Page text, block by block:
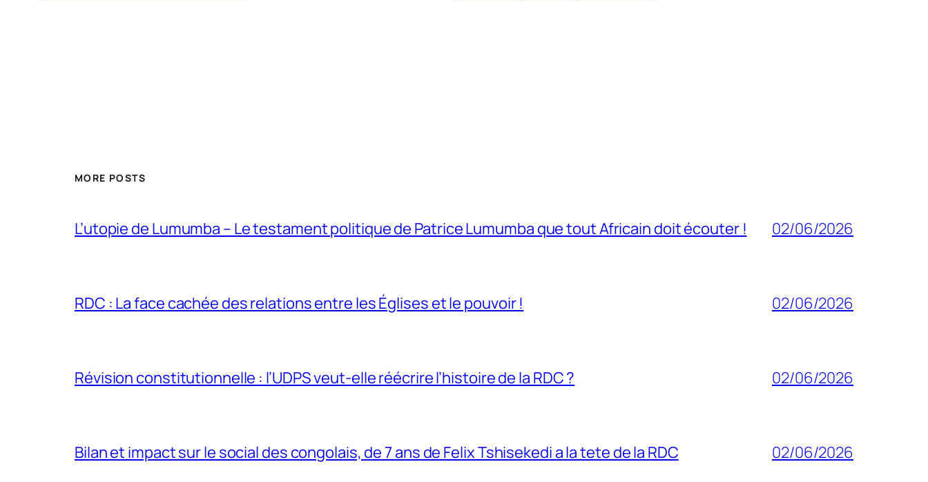
MORE POSTS
L’utopie de Lumumba – Le testament politique de Patrice Lumumba que tout Africain doit écouter ! 02/06/2026
RDC : La face cachée des relations entre les Églises et le pouvoir ! 02/06/2026
Révision constitutionnelle : l’UDPS veut-elle réécrire l’histoire de la RDC ? 02/06/2026
Bilan et impact sur le social des congolais, de 7 ans de Felix Tshisekedi a la tete de la RDC 02/06/2026